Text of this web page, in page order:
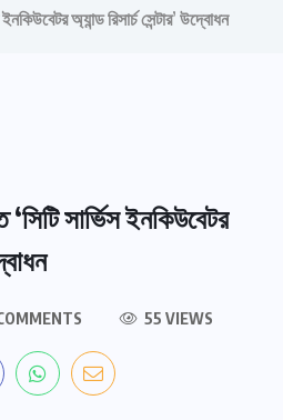
ইনকিউবেটর অ্যান্ড রিসার্চ সেন্টার’ উদ্বোধন
‘সিটি সার্ভিস ইনকিউবেটর
55 VIEWS